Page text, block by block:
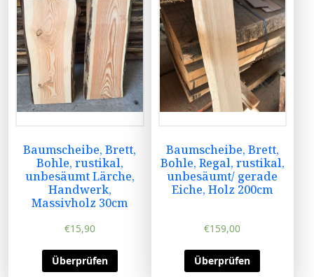
Baumscheibe, Brett,
Bohle, rustikal,
unbesäumt Lärche,
Handwerk,
Massivholz 30cm
€15,90
Überprüfen
Baumscheibe, Brett,
Bohle, Regal, rustikal,
unbesäumt/ gerade
Eiche, Holz 200cm
€159,00
Überprüfen